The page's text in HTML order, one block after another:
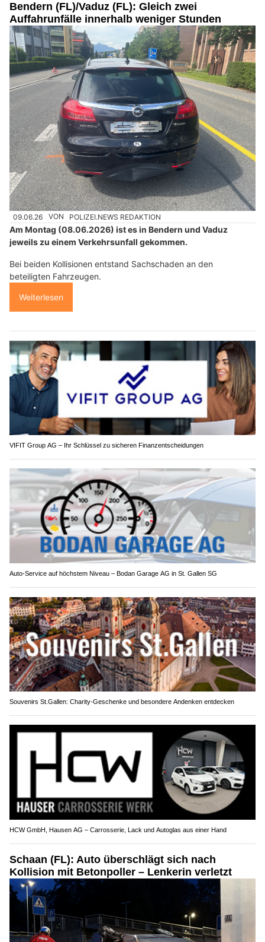
Bendern (FL)/Vaduz (FL): Gleich zwei
Auffahrunfälle innerhalb weniger Stunden
09.06.26 VON POLIZEI.NEWS REDAKTION
Am Montag (08.06.2026) ist es in Bendern und Vaduz
jeweils zu einem Verkehrsunfall gekommen.
Bei beiden Kollisionen entstand Sachschaden an den
beteiligten Fahrzeugen.
Weiterlesen
VIFIT Group AG – Ihr Schlüssel zu sicheren Finanzentscheidungen
Auto-Service auf höchstem Niveau – Bodan Garage AG in St. Gallen SG
Souvenirs St.Gallen: Charity-Geschenke und besondere Andenken entdecken
HCW GmbH, Hausen AG – Carrosserie, Lack und Autoglas aus einer Hand
Schaan (FL): Auto überschlägt sich nach
Kollision mit Betonpoller – Lenkerin verletzt